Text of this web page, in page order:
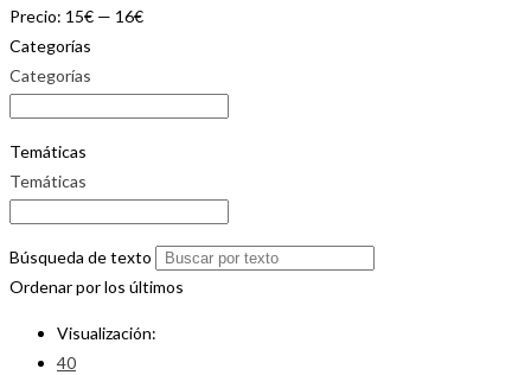
Precio: 15€ — 16€
Categorías
Categorías
Temáticas
Temáticas
Búsqueda de texto
Ordenar por los últimos
Visualización:
40